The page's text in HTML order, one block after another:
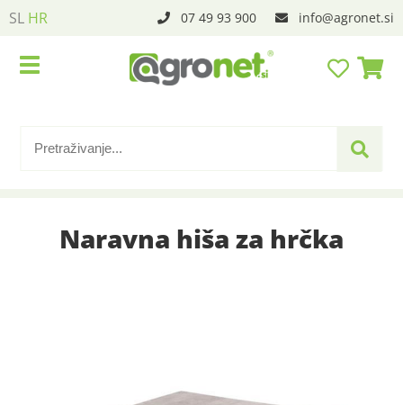
SL HR 07 49 93 900 info agronet.si
Naravna hiša za hrčka